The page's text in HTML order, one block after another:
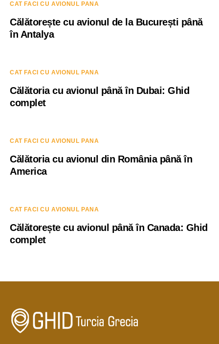
CAT FACI CU AVIONUL PANA
Călătorește cu avionul de la București până
în Antalya
CAT FACI CU AVIONUL PANA
Călătoria cu avionul până în Dubai: Ghid
complet
CAT FACI CU AVIONUL PANA
Călătoria cu avionul din România până în
America
CAT FACI CU AVIONUL PANA
Călătorește cu avionul până în Canada: Ghid
complet